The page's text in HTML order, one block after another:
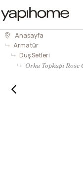
Anasayfa
Armatür
Duş Setleri
Orka Topkapı Rose